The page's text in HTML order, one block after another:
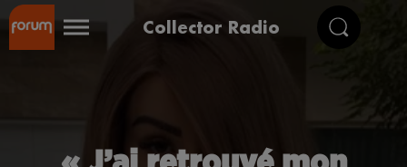
Collector Radio